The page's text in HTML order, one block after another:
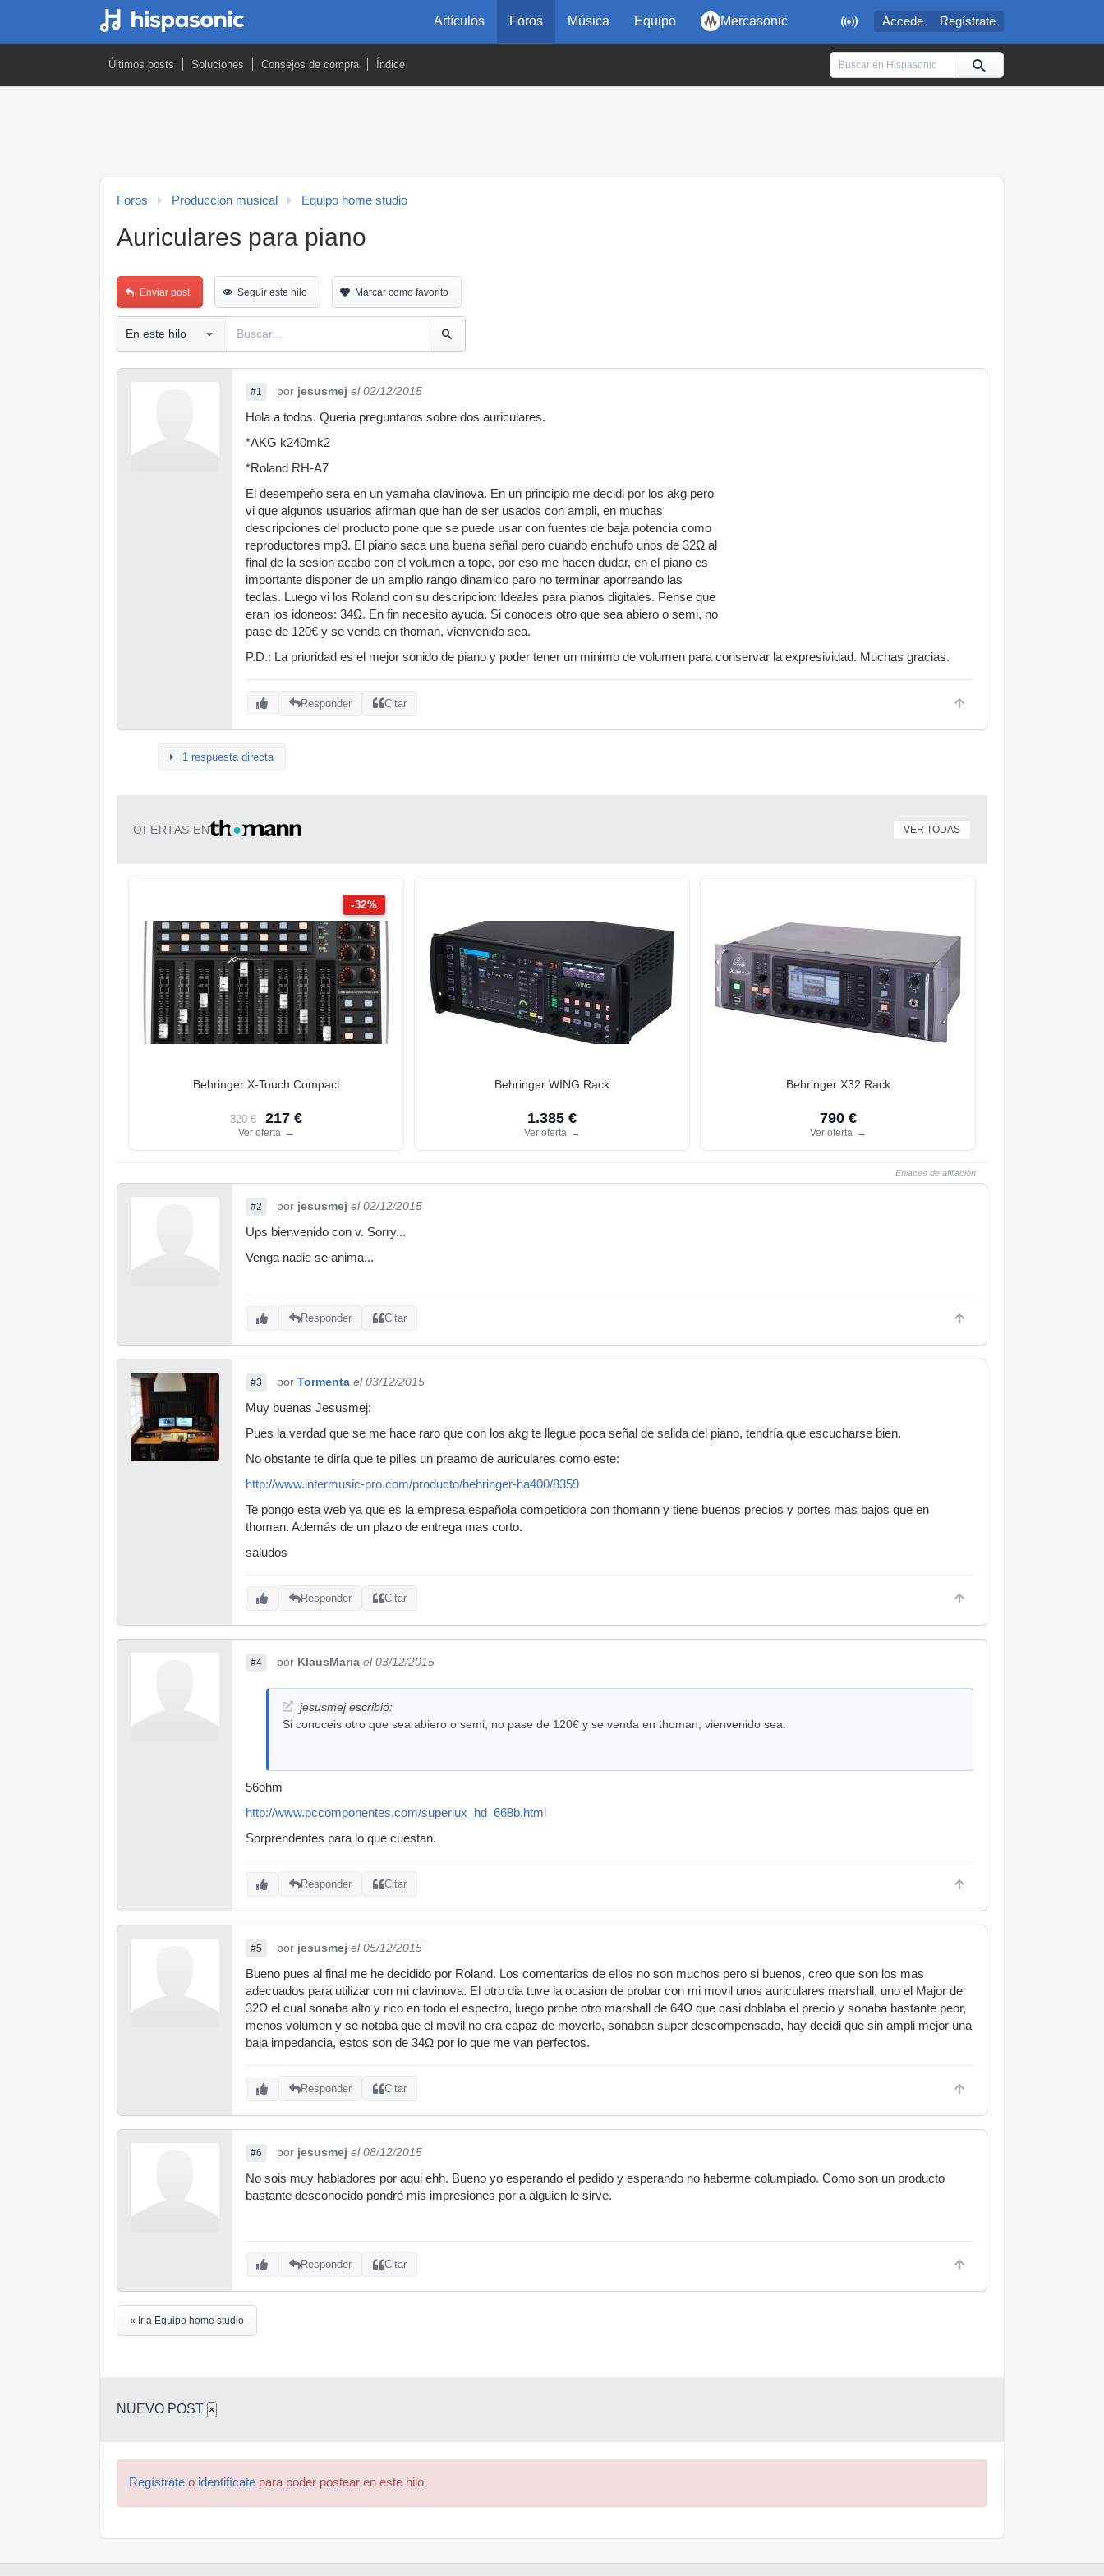
 Accede Regístrate
Artículos Foros Música Equipo Mercasonic
Últimos posts Soluciones Consejos de compra Índice
Foros Producción musical Equipo home studio
Auriculares para piano
Enviar post Seguir este hilo Marcar como favorito
#1 por jesusmej el 02/12/2015
Hola a todos. Queria preguntaros sobre dos auriculares.
*AKG k240mk2
*Roland RH-A7
El desempeño sera en un yamaha clavinova. En un principio me decidi por los akg pero
vi que algunos usuarios afirman que han de ser usados con ampli, en muchas
descripciones del producto pone que se puede usar con fuentes de baja potencia como
reproductores mp3. El piano saca una buena señal pero cuando enchufo unos de 32Ω al
final de la sesion acabo con el volumen a tope, por eso me hacen dudar, en el piano es
importante disponer de un amplio rango dinamico paro no terminar aporreando las
teclas. Luego vi los Roland con su descripcion: Ideales para pianos digitales. Pense que
eran los idoneos: 34Ω. En fin necesito ayuda. Si conoceis otro que sea abiero o semi, no
pase de 120€ y se venda en thoman, vienvenido sea.
P.D.: La prioridad es el mejor sonido de piano y poder tener un minimo de volumen para conservar la expresividad. Muchas gracias.
Responder Citar
1 respuesta directa
OFERTAS EN VER TODAS
-32%
Behringer X-Touch Compact
320 € 217 €
Ver oferta →
Behringer WING Rack
1.385 €
Ver oferta →
Behringer X32 Rack
790 €
Ver oferta →
Enlaces de afiliación
#2 por jesusmej el 02/12/2015
Ups bienvenido con v. Sorry...
Venga nadie se anima...
Responder Citar
#3 por Tormenta el 03/12/2015
Muy buenas Jesusmej:
Pues la verdad que se me hace raro que con los akg te llegue poca señal de salida del piano, tendría que escucharse bien.
No obstante te diría que te pilles un preamo de auriculares como este:
http://www.intermusic-pro.com/producto/behringer-ha400/8359
Te pongo esta web ya que es la empresa española competidora con thomann y tiene buenos precios y portes mas bajos que en
thoman. Además de un plazo de entrega mas corto.
saludos
Responder Citar
#4 por KlausMaria el 03/12/2015
jesusmej escribió:
Si conoceis otro que sea abiero o semi, no pase de 120€ y se venda en thoman, vienvenido sea.
56ohm
http://www.pccomponentes.com/superlux_hd_668b.html
Sorprendentes para lo que cuestan.
Responder Citar
#5 por jesusmej el 05/12/2015
Bueno pues al final me he decidido por Roland. Los comentarios de ellos no son muchos pero si buenos, creo que son los mas
adecuados para utilizar con mi clavinova. El otro dia tuve la ocasion de probar con mi movil unos auriculares marshall, uno el Major de
32Ω el cual sonaba alto y rico en todo el espectro, luego probe otro marshall de 64Ω que casi doblaba el precio y sonaba bastante peor,
menos volumen y se notaba que el movil no era capaz de moverlo, sonaban super descompensado, hay decidi que sin ampli mejor una
baja impedancia, estos son de 34Ω por lo que me van perfectos.
Responder Citar
#6 por jesusmej el 08/12/2015
No sois muy habladores por aqui ehh. Bueno yo esperando el pedido y esperando no haberme columpiado. Como son un producto
bastante desconocido pondré mis impresiones por a alguien le sirve.
Responder Citar
« Ir a Equipo home studio
NUEVO POST ×
Regístrate o identifícate para poder postear en este hilo